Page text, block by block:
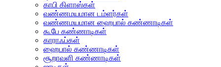
காபி கிளாஸ்கள்
வண்ணமயமான டம்ளர்கள்
வண்ணமயமான ஹைபால் கண்ணாடிகள்
கூபே கண்ணாடிகள்
காராஃப்கள்
ஹைபால் கண்ணாடிகள்
சூறாவளி கண்ணாடிகள்